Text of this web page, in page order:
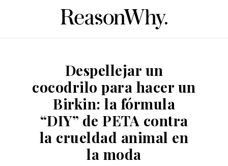
Despellejar un
cocodrilo para hacer un
Birkin: la fórmula
“DIY” de PETA contra
la crueldad animal en
la moda